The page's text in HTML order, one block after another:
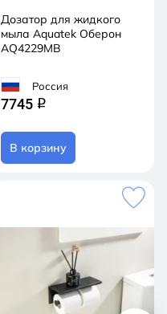
Дозатор для жидкого
мыла Aquatek Оберон
AQ4229MB
Россия
7745 q
В корзину